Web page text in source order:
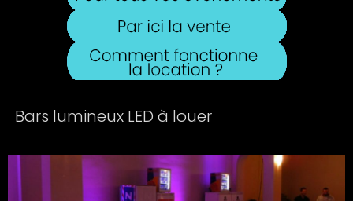
Bars lumineux LED à louer